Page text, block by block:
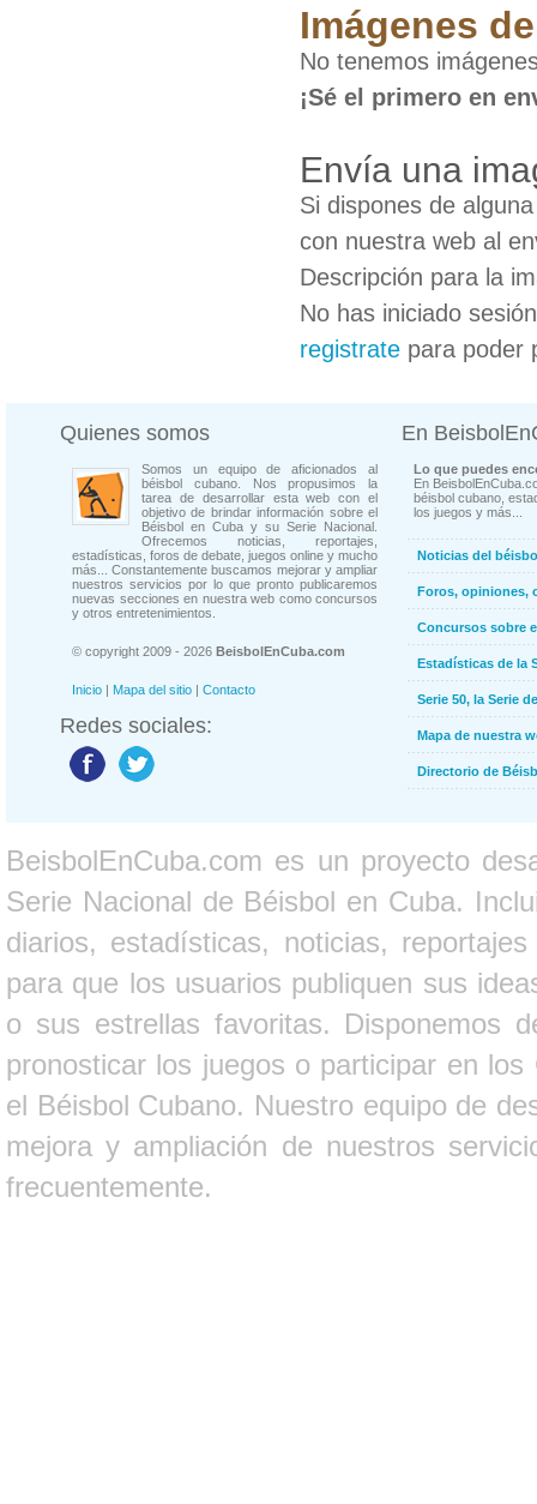
Imágenes
No tenemos
¡Sé el primero en
Envía una
Si dispones de
con nuestra web al
Descripción para la
No has iniciado
registrate para poder
Quienes somos
Somos un equipo de aficionados al
béisbol cubano. Nos propusimos la
tarea de desarrollar esta web con el
objetivo de brindar información sobre el
Béisbol en Cuba y su Serie Nacional.
Ofrecemos noticias, reportajes,
estadísticas, foros de debate, juegos online y mucho
más... Constantemente buscamos mejorar y ampliar
nuestros servicios por lo que pronto publicaremos
nuevas secciones en nuestra web como concursos
y otros entretenimientos.
© copyright 2009 - 2026 BeisbolEnCuba.com
Inicio | Mapa del sitio | Contacto
Redes sociales:
En
Lo que puedes
En
béisbol cubano,
los juegos y más...
Noticias del
Foros, opiniones,
Concursos sobre
Estadísticas de la
Serie 50, la Serie
Mapa de nuestra
Directorio de
BeisbolEnCuba.com es un proyecto
Serie Nacional de Béisbol en Cuba.
diarios, estadísticas, noticias,
para que los usuarios publiquen sus
o sus estrellas favoritas. Disponemos
pronosticar los juegos o participar en
el Béisbol Cubano. Nuestro equipo de
mejora y ampliación de nuestros
frecuentemente.